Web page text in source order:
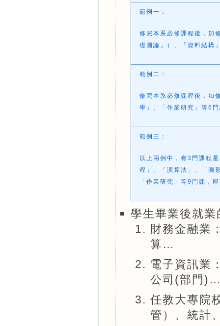
範例一：
修完本系必修課程後，加
礎圖論」）、「資料結構
範例二：
修完本系必修課程後，加
學」、「作業研究」等6
範例三：
以上兩例中，有3門課程
程」、「演算法」、「圖
「作業研究」等9門課，
學生畢業後就
財務金融業
算…
電子資訊業
公司(部門
任教大專院
管）、統計